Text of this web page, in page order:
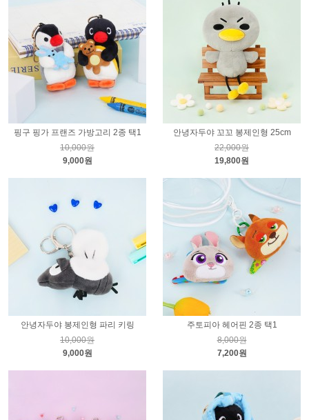
핑구 핑가 프랜즈 가방고리 2종 택1
10,000원
9,000원
안녕자두야 꼬꼬 봉제인형 25cm
22,000원
19,800원
안녕자두야 봉제인형 파리 키링
10,000원
9,000원
주토피아 헤어핀 2종 택1
8,000원
7,200원